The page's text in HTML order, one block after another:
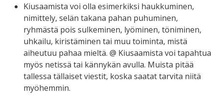
Kiusaamista voi olla esimerkiksi haukkuminen,
nimittely, selän takana pahan puhuminen,
ryhmästä pois sulkeminen, lyöminen, töniminen,
uhkailu, kiristäminen tai muu toiminta, mistä
aiheutuu pahaa mieltä. @ Kiusaamista voi tapahtua
myös netissä tai kännykän avulla. Muista pitää
tallessa tällaiset viestit, koska saatat tarvita niitä
myöhemmin.